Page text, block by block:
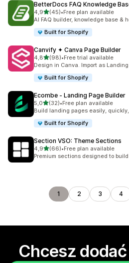
BetterDocs FAQ Knowledge
4,9na 5 gwiazdek
(45)
Łączna liczba recenzji: 45
•Free plan available
AI FAQ builder, knowledge base &
Built for Shopify
Canvify ✦ Canva Page Builder
4,8na 5 gwiazdek
(98)
Łączna liczba recenzji: 98
•Free trial available
Design in Canva. Import as
Built for Shopify
Ecombe ‑ Landing Page Builder
5,0na 5 gwiazdek
(32)
Łączna liczba recenzji: 32
•Free plan available
Build landing pages easily,
Built for Shopify
Section VSO: Theme Sections
4,9na 5 gwiazdek
(66)
Łączna liczba recenzji: 66
•Free plan available
Premium sections designed to
1 2 3 4
Chcesz